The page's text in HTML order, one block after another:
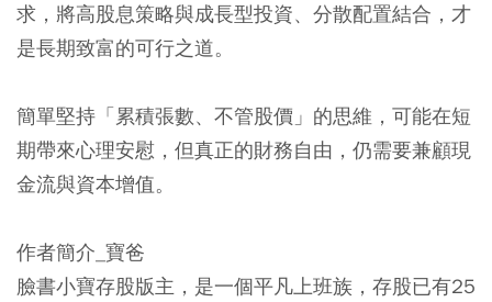
求，將高股息策略與成長型投資、分散配置結合，才
是長期致富的可行之道。
簡單堅持「累積張數、不管股價」的思維，可能在短
期帶來心理安慰，但真正的財務自由，仍需要兼顧現
金流與資本增值。
作者簡介_寶爸
臉書小寶存股版主，是一個平凡上班族，存股已有25